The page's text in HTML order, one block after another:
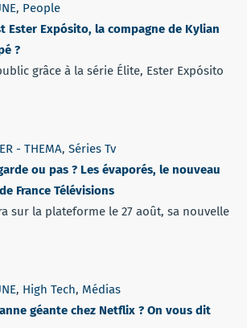
, People
Ester Expósito, la compagne de Kylian
?
grâce à la série Élite, Ester Expósito
- THEMA, Séries Tv
ou pas ? Les évaporés, le nouveau
France Télévisions
sur la plateforme le 27 août, sa nouvelle
, High Tech, Médias
géante chez Netflix ? On vous dit